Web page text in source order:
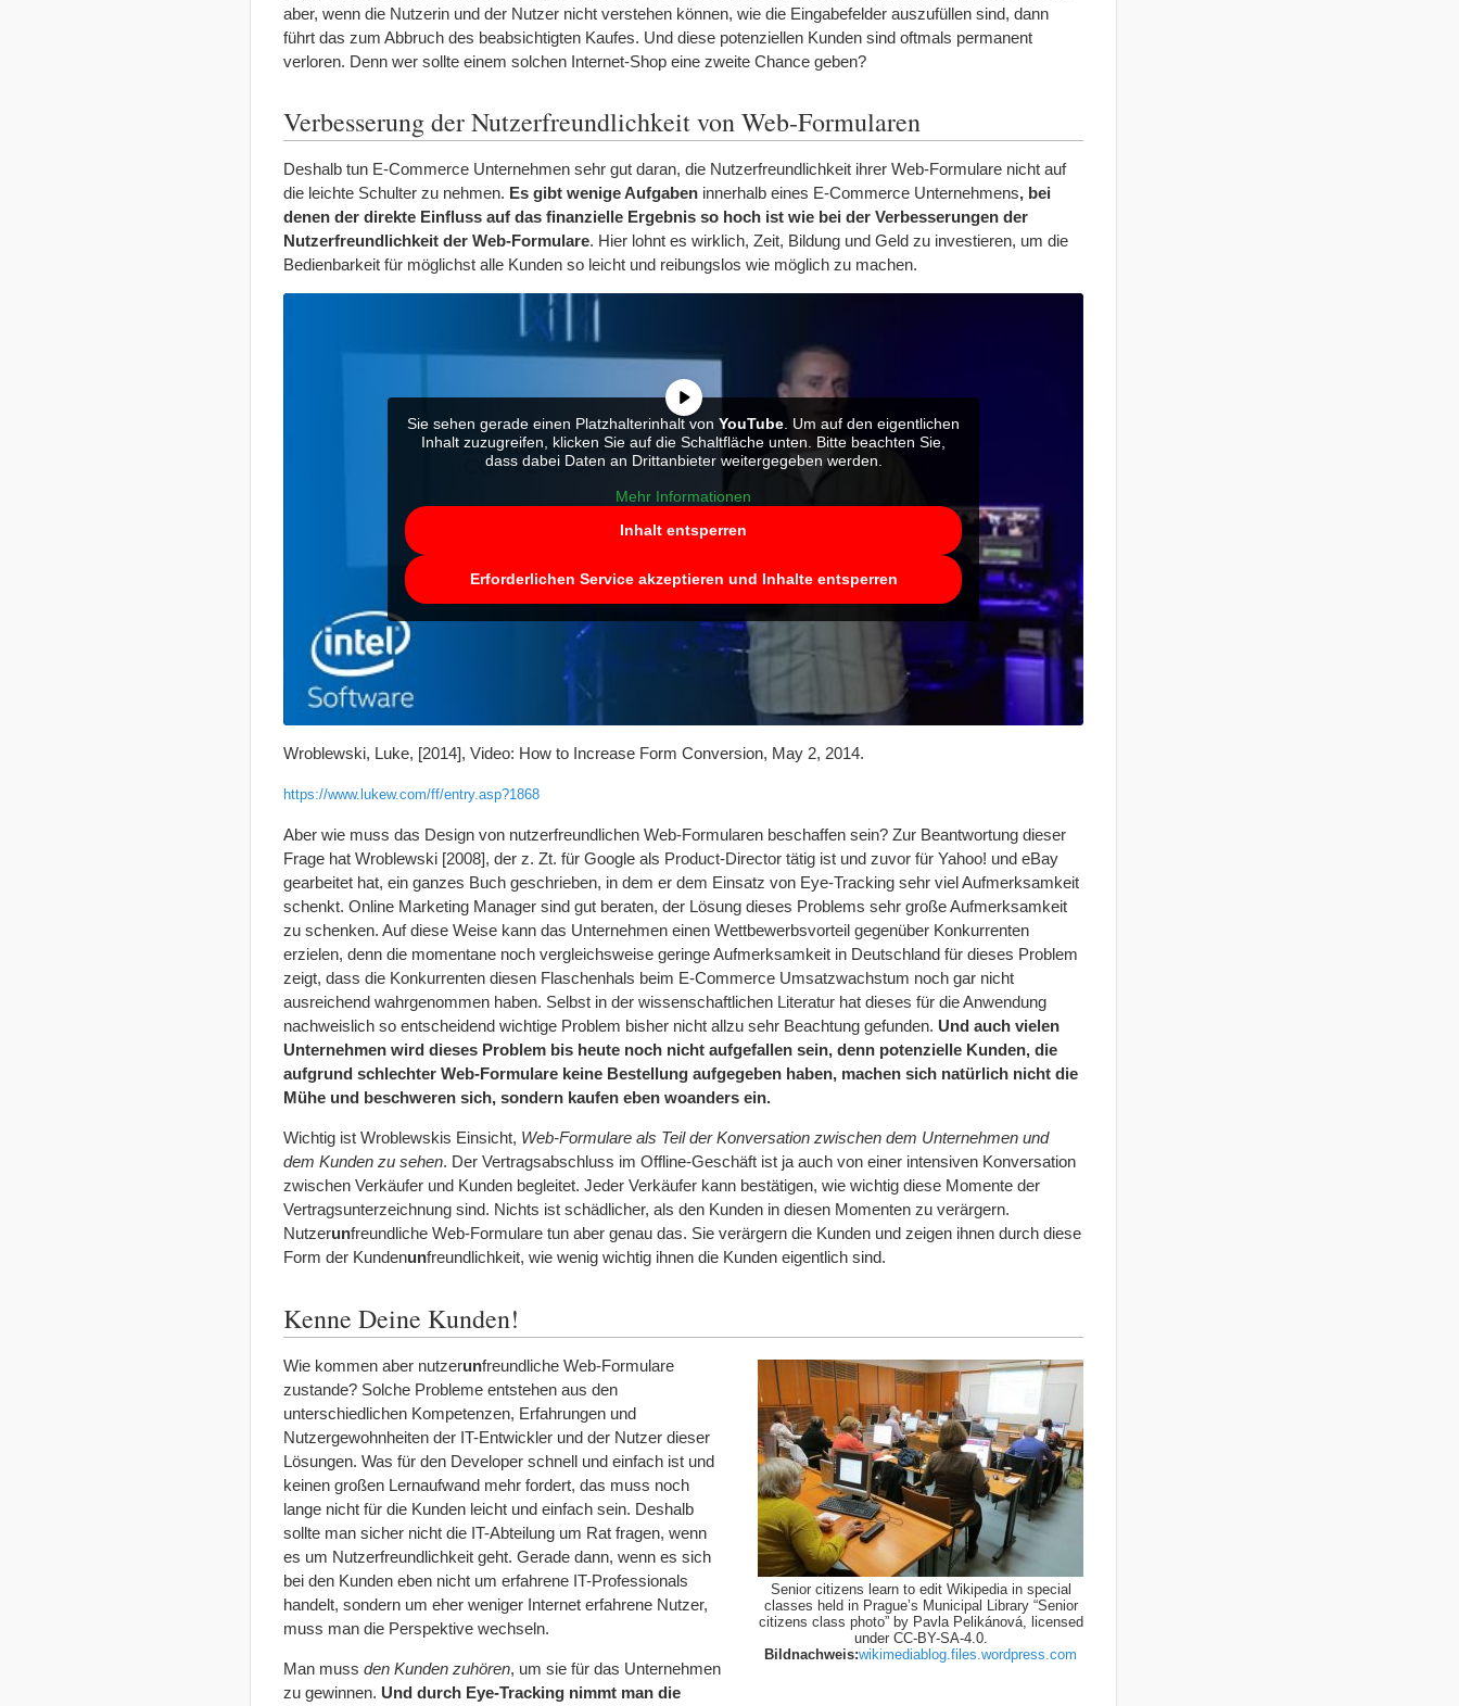
aber, wenn die Nutzerin und der Nutzer nicht verstehen können, wie die Eingabefelder auszufüllen sind, dann
führt das zum Abbruch des beabsichtigten Kaufes. Und diese potenziellen Kunden sind oftmals permanent
verloren. Denn wer sollte einem solchen Internet-Shop eine zweite Chance geben?
Verbesserung der Nutzerfreundlichkeit von Web-Formularen
Deshalb tun E-Commerce Unternehmen sehr gut daran, die Nutzerfreundlichkeit ihrer Web-Formulare nicht auf
die leichte Schulter zu nehmen. Es gibt wenige Aufgaben innerhalb eines E-Commerce Unternehmens, bei
denen der direkte Einfluss auf das finanzielle Ergebnis so hoch ist wie bei der Verbesserungen der
Nutzerfreundlichkeit der Web-Formulare. Hier lohnt es wirklich, Zeit, Bildung und Geld zu investieren, um die
Bedienbarkeit für möglichst alle Kunden so leicht und reibungslos wie möglich zu machen.
Sie sehen gerade einen Platzhalterinhalt von YouTube. Um auf den eigentlichen
Inhalt zuzugreifen, klicken Sie auf die Schaltfläche unten. Bitte beachten Sie,
dass dabei Daten an Drittanbieter weitergegeben werden.
Mehr Informationen
Inhalt entsperren
Erforderlichen Service akzeptieren und Inhalte entsperren
Wroblewski, Luke, [2014], Video: How to Increase Form Conversion, May 2, 2014.
https://www.lukew.com/ff/entry.asp?1868
Aber wie muss das Design von nutzerfreundlichen Web-Formularen beschaffen sein? Zur Beantwortung dieser
Frage hat Wroblewski [2008], der z. Zt. für Google als Product-Director tätig ist und zuvor für Yahoo! und eBay
gearbeitet hat, ein ganzes Buch geschrieben, in dem er dem Einsatz von Eye-Tracking sehr viel Aufmerksamkeit
schenkt. Online Marketing Manager sind gut beraten, der Lösung dieses Problems sehr große Aufmerksamkeit
zu schenken. Auf diese Weise kann das Unternehmen einen Wettbewerbsvorteil gegenüber Konkurrenten
erzielen, denn die momentane noch vergleichsweise geringe Aufmerksamkeit in Deutschland für dieses Problem
zeigt, dass die Konkurrenten diesen Flaschenhals beim E-Commerce Umsatzwachstum noch gar nicht
ausreichend wahrgenommen haben. Selbst in der wissenschaftlichen Literatur hat dieses für die Anwendung
nachweislich so entscheidend wichtige Problem bisher nicht allzu sehr Beachtung gefunden. Und auch vielen
Unternehmen wird dieses Problem bis heute noch nicht aufgefallen sein, denn potenzielle Kunden, die
aufgrund schlechter Web-Formulare keine Bestellung aufgegeben haben, machen sich natürlich nicht die
Mühe und beschweren sich, sondern kaufen eben woanders ein.
Wichtig ist Wroblewskis Einsicht, Web-Formulare als Teil der Konversation zwischen dem Unternehmen und
dem Kunden zu sehen. Der Vertragsabschluss im Offline-Geschäft ist ja auch von einer intensiven Konversation
zwischen Verkäufer und Kunden begleitet. Jeder Verkäufer kann bestätigen, wie wichtig diese Momente der
Vertragsunterzeichnung sind. Nichts ist schädlicher, als den Kunden in diesen Momenten zu verärgern.
Nutzerunfreundliche Web-Formulare tun aber genau das. Sie verärgern die Kunden und zeigen ihnen durch diese
Form der Kundenunfreundlichkeit, wie wenig wichtig ihnen die Kunden eigentlich sind.
Kenne Deine Kunden!
Senior citizens learn to edit Wikipedia in special
classes held in Prague’s Municipal Library “Senior
citizens class photo” by Pavla Pelikánová, licensed
under CC-BY-SA-4.0.
Bildnachweis:wikimediablog.files.wordpress.com
Wie kommen aber nutzerunfreundliche Web-Formulare
zustande? Solche Probleme entstehen aus den
unterschiedlichen Kompetenzen, Erfahrungen und
Nutzergewohnheiten der IT-Entwickler und der Nutzer dieser
Lösungen. Was für den Developer schnell und einfach ist und
keinen großen Lernaufwand mehr fordert, das muss noch
lange nicht für die Kunden leicht und einfach sein. Deshalb
sollte man sicher nicht die IT-Abteilung um Rat fragen, wenn
es um Nutzerfreundlichkeit geht. Gerade dann, wenn es sich
bei den Kunden eben nicht um erfahrene IT-Professionals
handelt, sondern um eher weniger Internet erfahrene Nutzer,
muss man die Perspektive wechseln.
Man muss den Kunden zuhören, um sie für das Unternehmen
zu gewinnen. Und durch Eye-Tracking nimmt man die